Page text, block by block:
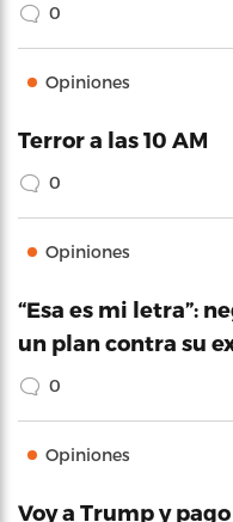
0
Opiniones
Terror a las 10 AM
0
Opiniones
“Esa es mi letra”:
un plan contra su
0
Opiniones
Voy a Trump y